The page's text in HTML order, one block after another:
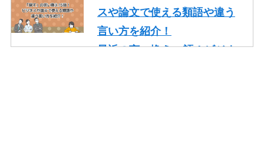
スや論文で使える類語や違う
言い方を紹介！
最近の言い換え15語！ビジネ